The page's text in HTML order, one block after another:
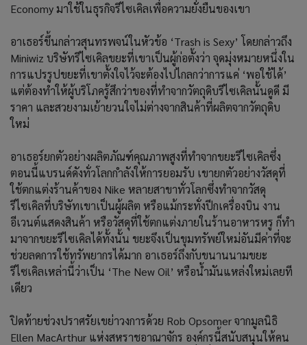
Economy มาใช้ในธุรกิจรีไซเคิลเพื่อความยั่งยืนของเขา
อาเธอร์ขึ้นกล่าวสุนทรพจน์ในหัวข้อ ‘Trash is Sexy’ โดยกล่าวถึง
Miniwiz บริษัทรีไซเคิลขยะที่เขาเป็นผู้ก่อตั้งว่า จุดมุ่งหมายหนึ่งใน
การแปรรูปขยะที่เขาตั้งใจไว้จะต้องไปไกลกว่าการแค่ ‘พอใช้ได้’
แต่ต้องทำให้ผู้บริโภครู้สึกว่าของที่ทำจากวัตถุดิบรีไซเคิลนั้นดูดี มี
ราคา และสวยงามเย้ายวนใจไม่ต่างจากสินค้าที่ผลิตจากวัตถุดิบ
ใหม่
อาเธอร์ยกตัวอย่างผลิตภัณฑ์คุณภาพสูงที่ทำจากขยะรีไซเคิลซึ่ง
ตอนนี้แบรนด์ดังทั่วโลกกำลังให้การยอมรับ เขายกตัวอย่างวัสดุที่
ใช้ตกแต่งร้านค้าของ Nike หลายสาขาทั่วโลกซึ่งทำจากวัสดุ
รีไซเคิลที่บริษัทเขาเป็นผู้ผลิต หรือแม้กระทั่งปีกเครื่องบิน งาน
อีเวนต์แสดงสินค้า หรือวัสดุที่ใช้ตกแต่งภายในร้านอาหารหรู ก็ทำ
มาจากขยะรีไซเคิลได้ทั้งนั้น ขยะจึงเป็นขุมทรัพย์ใหม่อันมีค่าที่จะ
ช่วยลดการใช้ทรัพยากรได้มาก อาเธอร์ถึงกับขนานนามขยะ
รีไซเคิลเหล่านี้ว่าเป็น ‘The New Oil’ หรือน้ำมันแหล่งใหม่เลยที
เดียว
ปิดท้ายช่วงปราศรัยเขย่าวงการด้วย Rob Opsomer จากมูลนิธิ
Ellen MacArthur แห่งสหราชอาณาจักร องค์กรนี้สนับสนุนให้คน